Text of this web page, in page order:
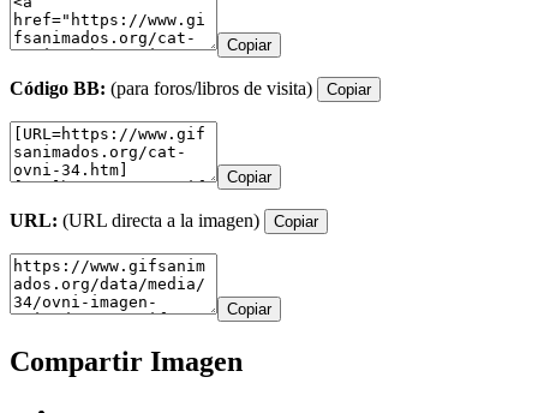
Copiar
Código BB: (para foros/libros de visita) Copiar
Copiar
URL: (URL directa a la imagen) Copiar
Copiar
Compartir Imagen